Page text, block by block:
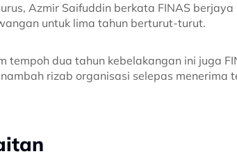
Azmir Saifuddin berkata FINAS
untuk lima tahun berturut-turut.
tempoh dua tahun kebelakangan ini juga
rizab organisasi selepas menerima